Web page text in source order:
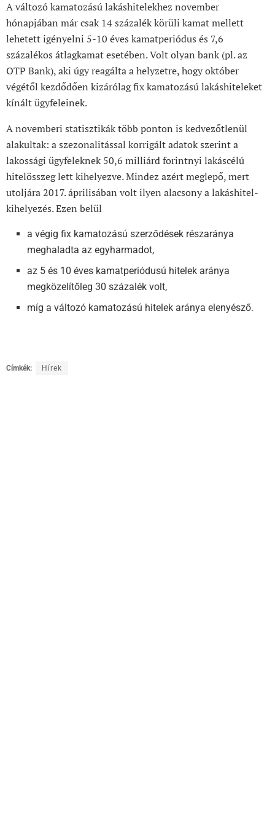
A változó kamatozású lakáshitelekhez november
hónapjában már csak 14 százalék körüli kamat mellett
lehetett igényelni 5-10 éves kamatperiódus és 7,6
százalékos átlagkamat esetében. Volt olyan bank (pl. az
OTP Bank), aki úgy reagálta a helyzetre, hogy október
végétől kezdődően kizárólag fix kamatozású lakáshiteleket
kínált ügyfeleinek.
A novemberi statisztikák több ponton is kedvezőtlenül
alakultak: a szezonalitással korrigált adatok szerint a
lakossági ügyfeleknek 50,6 milliárd forintnyi lakáscélú
hitelösszeg lett kihelyezve. Mindez azért meglepő, mert
utoljára 2017. áprilisában volt ilyen alacsony a lakáshitel-
kihelyezés. Ezen belül
a végig fix kamatozású szerződések részaránya
meghaladta az egyharmadot,
az 5 és 10 éves kamatperiódusú hitelek aránya
megközelítőleg 30 százalék volt,
míg a változó kamatozású hitelek aránya elenyésző.
Címkék: Hírek